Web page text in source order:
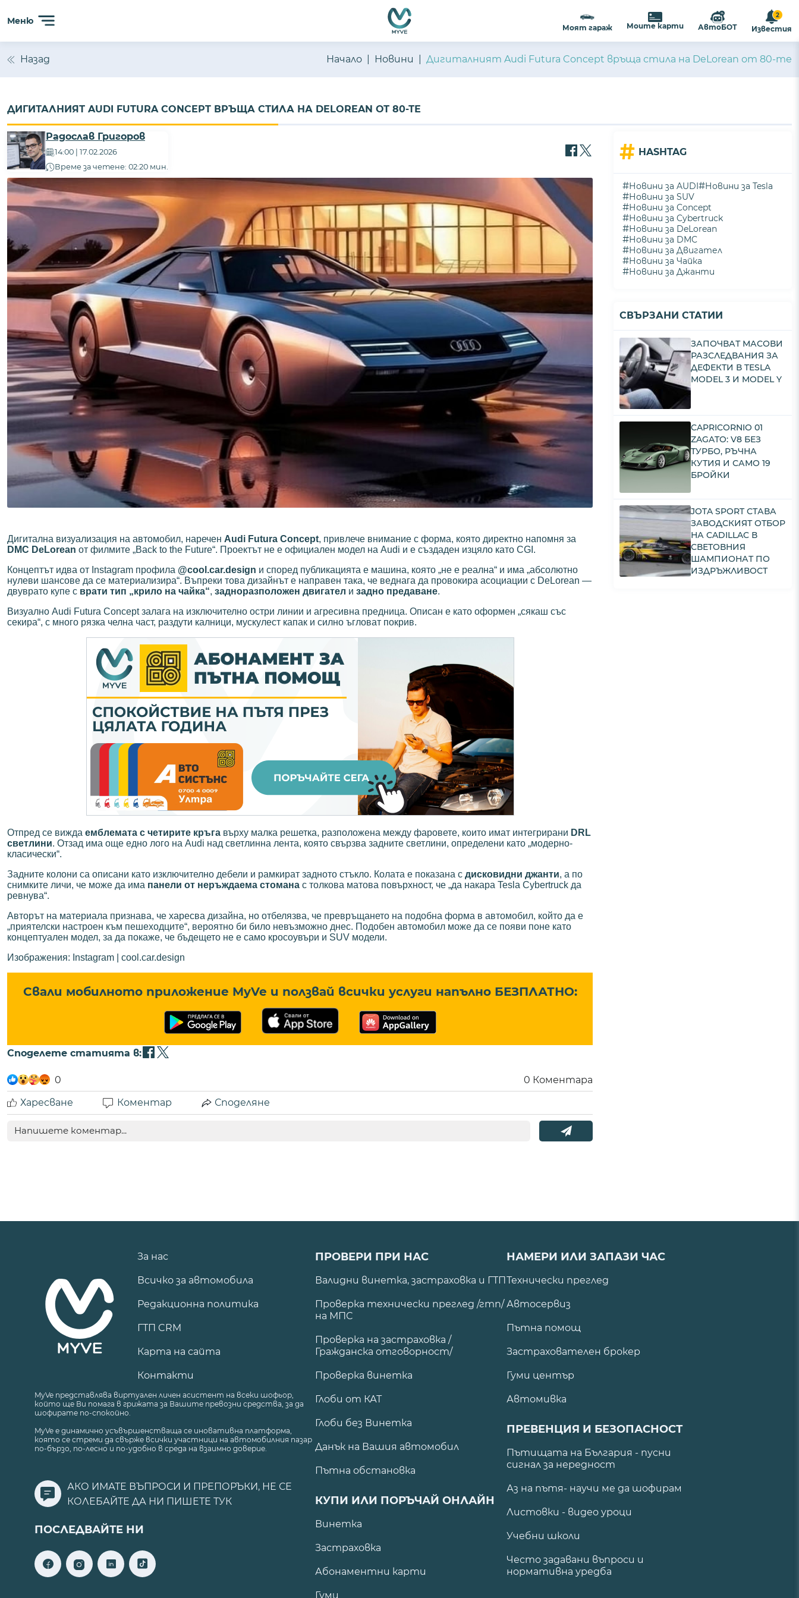
Меню
Моят гараж Моите карти АвтоБОТ
2
Известия
Назад Начало Новини Дигиталният Audi Futura Concept връща стила на DeLorean от 80-те
ДИГИТАЛНИЯТ AUDI FUTURA CONCEPT ВРЪЩА СТИЛА НА DELOREAN ОТ 80-ТЕ
Радослав Григоров
14:00 | 17.02.2026
Време за четене: 02:20 мин.
Дигитална визуализация на автомобил, наречен Audi Futura Concept, привлече внимание с форма, която директно напомня за
DMC DeLorean от филмите „Back to the Future“. Проектът не е официален модел на Audi и е създаден изцяло като CGI.
Концептът идва от Instagram профила @cool.car.design и според публикацията е машина, която „не е реална“ и има „абсолютно
нулеви шансове да се материализира“. Въпреки това дизайнът е направен така, че веднага да провокира асоциации с DeLorean —
двуврато купе с врати тип „крило на чайка“, задноразположен двигател и задно предаване.
Визуално Audi Futura Concept залага на изключително остри линии и агресивна предница. Описан е като оформен „сякаш със
секира“, с много рязка челна част, раздути калници, мускулест капак и силно ъгловат покрив.
Отпред се вижда емблемата с четирите кръга върху малка решетка, разположена между фаровете, които имат интегрирани DRL
светлини. Отзад има още едно лого на Audi над светлинна лента, която свързва задните светлини, определени като „модерно-
класически“.
Задните колони са описани като изключително дебели и рамкират задното стъкло. Колата е показана с дисковидни джанти, а по
снимките личи, че може да има панели от неръждаема стомана с толкова матова повърхност, че „да накара Tesla Cybertruck да
ревнува“.
Авторът на материала признава, че харесва дизайна, но отбелязва, че превръщането на подобна форма в автомобил, който да е
„приятелски настроен към пешеходците“, вероятно би било невъзможно днес. Подобен автомобил може да се появи поне като
концептуален модел, за да покаже, че бъдещето не е само кросоувъри и SUV модели.
Изображения: Instagram | cool.car.design
Свали мобилното приложение MyVe и ползвай всички услуги напълно БЕЗПЛАТНО:
Споделете статията в:
0 0 Коментара
Харесване
Коментар Споделяне
# HASHTAG
#Новини за AUDI#Новини за Tesla
#Новини за SUV
#Новини за Concept
#Новини за Cybertruck
#Новини за DeLorean
#Новини за DMC
#Новини за Двигател
#Новини за Чайка
#Новини за Джанти
СВЪРЗАНИ СТАТИИ
ЗАПОЧВАТ МАСОВИ
РАЗСЛЕДВАНИЯ ЗА
ДЕФЕКТИ В TESLA
MODEL 3 И MODEL Y
CAPRICORNIO 01
ZAGATO: V8 БЕЗ
ТУРБО, РЪЧНА
КУТИЯ И САМО 19
БРОЙКИ
JOTA SPORT СТАВА
ЗАВОДСКИЯТ ОТБОР
НА CADILLAC В
СВЕТОВНИЯ
ШАМПИОНАТ ПО
ИЗДРЪЖЛИВОСТ
За нас
Всичко за автомобила
Редакционна политика
ГТП CRM
Карта на сайта
Контакти
MyVe представлява виртуален личен асистент на всеки шофьор,
който ще Ви помага в грижата за Вашите превозни средства, за да
шофирате по-спокойно.
MyVe е динамично усъвършенстваща се иновативна платформа,
която се стреми да свърже всички участници на автомобилния пазар
по-бързо, по-лесно и по-удобно в среда на взаимно доверие.
АКО ИМАТЕ ВЪПРОСИ И ПРЕПОРЪКИ, НЕ СЕ
КОЛЕБАЙТЕ ДА НИ ПИШЕТЕ ТУК
ПОСЛЕДВАЙТЕ НИ
ПРОВЕРИ ПРИ НАС
Валидни винетка, застраховка и ГТП
Проверка технически преглед /гтп/
на МПС
Проверка на застраховка /
Гражданска отговорност/
Проверка винетка
Глоби от КАТ
Глоби без Винетка
Данък на Вашия автомобил
Пътна обстановка
КУПИ ИЛИ ПОРЪЧАЙ ОНЛАЙН
Винетка
Застраховка
Абонаментни карти
Гуми
НАМЕРИ ИЛИ ЗАПАЗИ ЧАС
Технически преглед
Автосервиз
Пътна помощ
Застрахователен брокер
Гуми център
Автомивка
ПРЕВЕНЦИЯ И БЕЗОПАСНОСТ
Пътищата на България - пусни
сигнал за нередност
Аз на пътя- научи ме да шофирам
Листовки - видео уроци
Учебни школи
Често задавани въпроси и
нормативна уредба